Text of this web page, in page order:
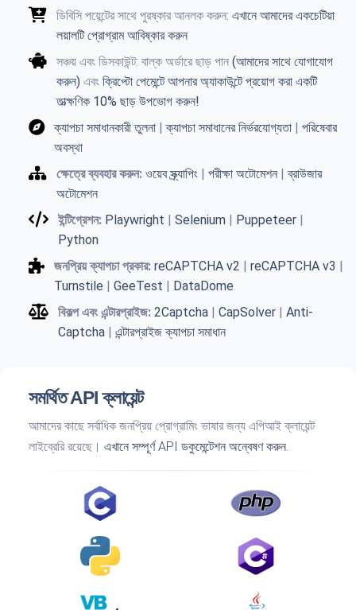
ডিবিসি পয়েন্টের সাথে পুরষ্কার আনলক করুন: এখানে আমাদের একচেটিয়া
লয়ালটি প্রোগ্রাম আবিষ্কার করুন
সঞ্চয় এবং ডিসকাউন্ট: বাল্ক অর্ডারে ছাড় পান (আমাদের সাথে যোগাযোগ
করুন) এবং ক্রিপ্টো পেমেন্টে আপনার অ্যাকাউন্টে প্রয়োগ করা একটি
তাত্ক্ষণিক 10% ছাড় উপভোগ করুন!
ক্যাপচা সমাধানকারী তুলনা |ক্যাপচা সমাধানের নির্ভরযোগ্যতা | পরিষেবার
অবস্থা
ক্ষেত্রে ব্যবহার করুন: ওয়েব স্ক্র্যাপিং | পরীক্ষা অটোমেশন |ব্রাউজার
অটোমেশন
ইন্টিগ্রেশন: Playwright | Selenium | Puppeteer |
Python
জনপ্রিয় ক্যাপচা প্রকার: reCAPTCHA v2 | reCAPTCHA v3 |
Turnstile | GeeTest | DataDome
বিকল্প এবং এন্টারপ্রাইজ: 2Captcha | CapSolver | Anti-
Captcha | এন্টারপ্রাইজ ক্যাপচা সমাধান
সমর্থিত API ক্লায়েন্ট
আমাদের কাছে সর্বাধিক জনপ্রিয় প্রোগ্রামিং ভাষার জন্য এপিআই ক্লায়েন্ট
লাইব্রেরি রয়েছে। এখানে সম্পূর্ণ API ডকুমেন্টেশন অন্বেষণ করুন.